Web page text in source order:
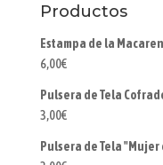
Productos
Estampa de la
6,00€
Pulsera de Tela
3,00€
Pulsera de Tela